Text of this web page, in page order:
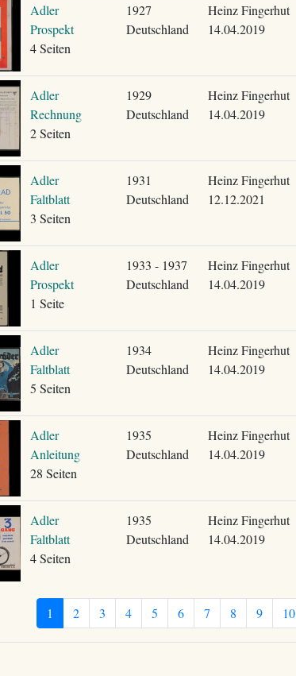
Adler
Prospekt
4 Seiten
1927
Deutschland
Heinz Fingerhut
14.04.2019
Adler
Rechnung
2 Seiten
1929
Deutschland
Heinz Fingerhut
14.04.2019
Adler
Faltblatt
3 Seiten
1931
Deutschland
Heinz Fingerhut
12.12.2021
Adler
Prospekt
1 Seite
1933 - 1937
Deutschland
Heinz Fingerhut
14.04.2019
Adler
Faltblatt
5 Seiten
1934
Deutschland
Heinz Fingerhut
14.04.2019
Adler
Anleitung
28 Seiten
1935
Deutschland
Heinz Fingerhut
14.04.2019
Adler
Faltblatt
4 Seiten
1935
Deutschland
Heinz Fingerhut
14.04.2019
1 2 3 4 5 6 7 8 9 10